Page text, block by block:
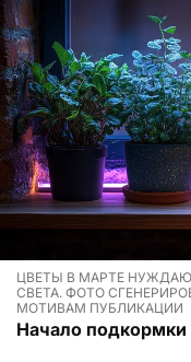
ЦВЕТЫ В МАРТЕ
СВЕТА. ФОТО
МОТИВАМ ПУБЛИКАЦИИ
Начало подкормки